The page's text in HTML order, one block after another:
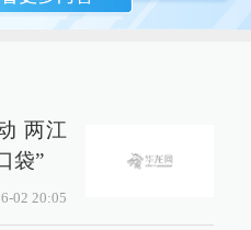
两江
袋”
02 20:05